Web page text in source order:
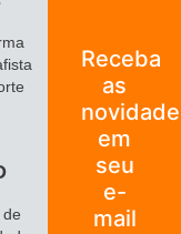
Receba
as
em
seu
e-
mail